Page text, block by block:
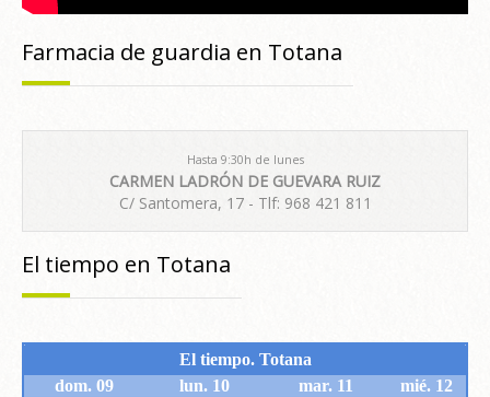
Farmacia de guardia en Totana
Hasta 9:30h de lunes
CARMEN LADRÓN DE GUEVARA RUIZ
C/ Santomera, 17 - Tlf: 968 421 811
El tiempo en Totana